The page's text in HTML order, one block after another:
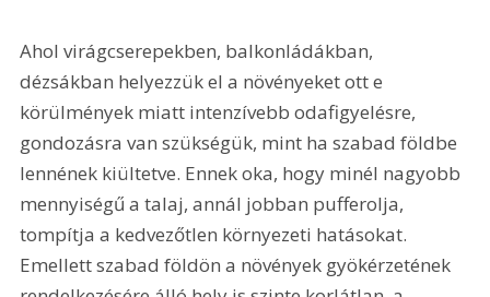
Ahol virágcserepekben, balkonládákban,
dézsákban helyezzük el a növényeket ott e
körülmények miatt intenzívebb odafigyelésre,
gondozásra van szükségük, mint ha szabad földbe
lennének kiültetve. Ennek oka, hogy minél nagyobb
mennyiségű a talaj, annál jobban pufferolja,
tompítja a kedvezőtlen környezeti hatásokat.
Emellett szabad földön a növények gyökérzetének